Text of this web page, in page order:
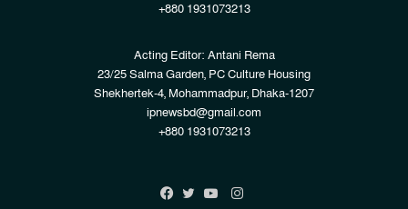
+880 1931073213
Acting Editor: Antani Rema
23/25 Salma Garden, PC Culture Housing
Shekhertek-4, Mohammadpur, Dhaka-1207
ipnewsbd@gmail.com
+880 1931073213
Instagram